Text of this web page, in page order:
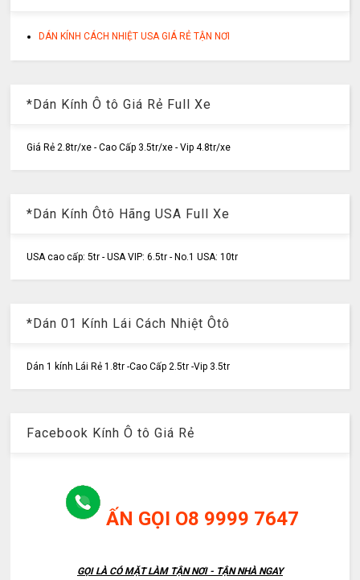
DÁN KÍNH CÁCH NHIỆT USA GIÁ RẺ TẬN NƠI
*Dán Kính Ô tô Giá Rẻ Full Xe
Giá Rẻ 2.8tr/xe - Cao Cấp 3.5tr/xe - Vip 4.8tr/xe
*Dán Kính Ôtô Hãng USA Full Xe
USA cao cấp: 5tr - USA VIP: 6.5tr - No.1 USA: 10tr
*Dán 01 Kính Lái Cách Nhiệt Ôtô
Dán 1 kính Lái Rẻ 1.8tr -Cao Cấp 2.5tr -Vip 3.5tr
Facebook Kính Ô tô Giá Rẻ
ẤN GỌI O8 9999 7647
GỌI LÀ CÓ MẶT LÀM TẬN NƠI - TẬN NHÀ NGAY